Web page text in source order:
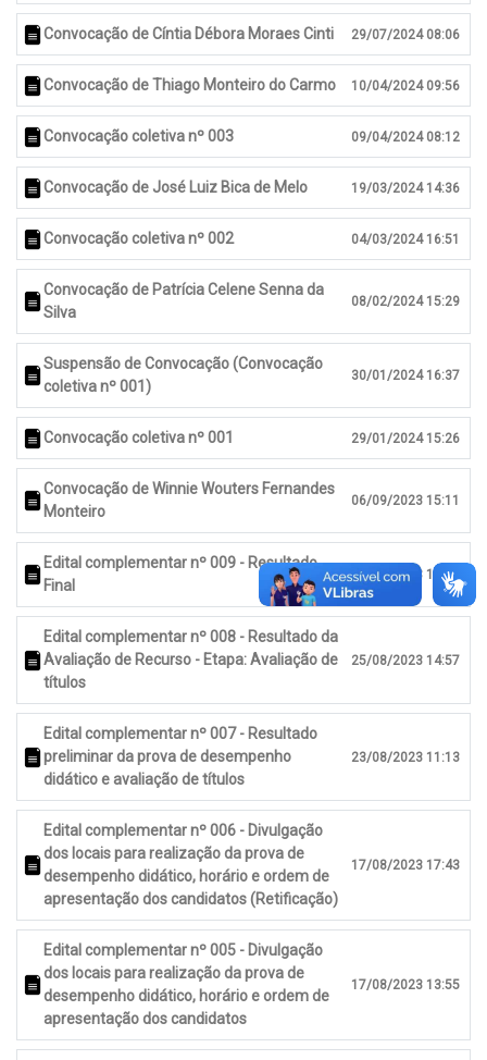
Convocação de Cíntia Débora Moraes Cinti 29/07/2024 08:06
Convocação de Thiago Monteiro do Carmo 10/04/2024 09:56
Convocação coletiva nº 003 09/04/2024 08:12
Convocação de José Luiz Bica de Melo 19/03/2024 14:36
Convocação coletiva nº 002 04/03/2024 16:51
Convocação de Patrícia Celene Senna da
Silva
08/02/2024 15:29
Suspensão de Convocação (Convocação
coletiva nº 001)
30/01/2024 16:37
Convocação coletiva nº 001 29/01/2024 15:26
Convocação de Winnie Wouters Fernandes
Monteiro
06/09/2023 15:11
Edital complementar nº 009 - Resultado
Final
25/08/2023 15:00
Edital complementar nº 008 - Resultado da
Avaliação de Recurso - Etapa: Avaliação de
títulos
25/08/2023 14:57
Edital complementar nº 007 - Resultado
preliminar da prova de desempenho
didático e avaliação de títulos
23/08/2023 11:13
Edital complementar nº 006 - Divulgação
dos locais para realização da prova de
desempenho didático, horário e ordem de
apresentação dos candidatos (Retificação)
17/08/2023 17:43
Edital complementar nº 005 - Divulgação
dos locais para realização da prova de
desempenho didático, horário e ordem de
apresentação dos candidatos
17/08/2023 13:55